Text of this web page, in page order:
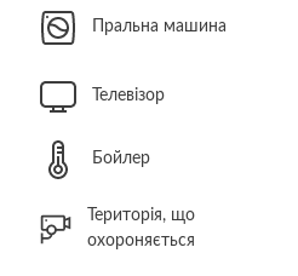
Пральна машина
Телевізор
Бойлер
Територія, що
охороняється